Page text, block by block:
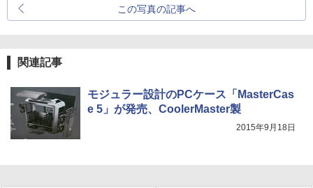
この写真の記事へ
関連記事
モジュラー設計のPCケース「MasterCas
e 5」が発売、CoolerMaster製
2015年9月18日